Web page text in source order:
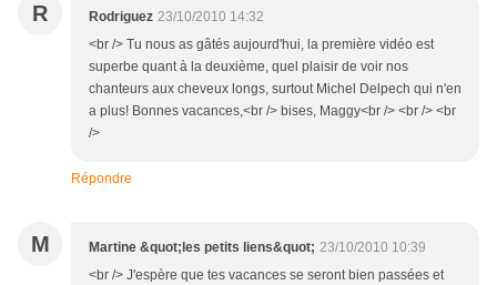
R Rodriguez 23/10/2010 14:32
<br /> Tu nous as gâtés aujourd'hui, la première vidéo est
superbe quant à la deuxième, quel plaisir de voir nos
chanteurs aux cheveux longs, surtout Michel Delpech qui n'en
a plus! Bonnes vacances,<br /> bises, Maggy<br /> <br /> <br
/>
Répondre
M Martine &quot;les petits liens&quot; 23/10/2010 10:39
<br /> J'espère que tes vacances se seront bien passées et